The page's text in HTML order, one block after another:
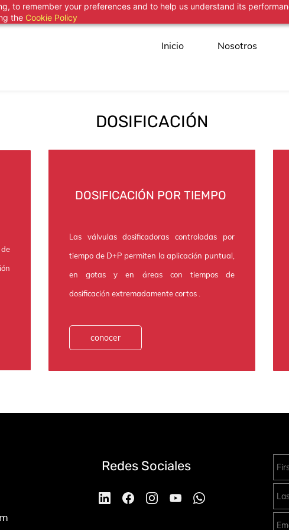
to remember your preferences and to help us understand its
the Cookie Policy
Inicio Nosotros
DOSIFICACIÓN
DOSIFICACIÓN POR TIEMPO
Las válvulas dosificadoras controladas por
tiempo de D+P permiten la aplicación puntual,
en gotas y en áreas con tiempos de
dosificación extremadamente cortos.
conocer
Redes Sociales